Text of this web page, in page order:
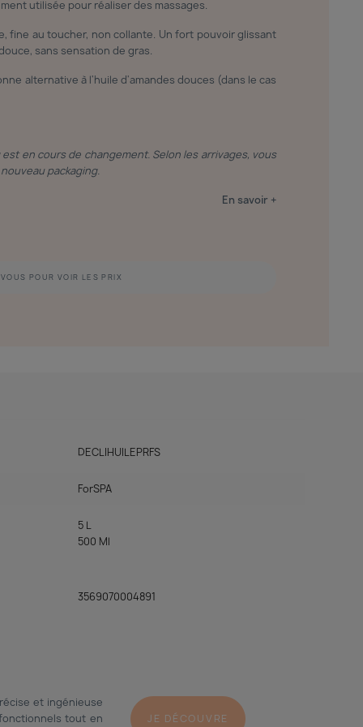
utilisée pour réaliser des massages.
fine au toucher, non collante. Un fort pouvoir glissant
sans sensation de gras.
alternative à l'huile d'amandes douces (dans le cas
en cours de changement. Selon les arrivages, vous
packaging.
En savoir +
POUR VOIR LES PRIX
DECLIHUILEPRFS
ForSPA
5 L
500 Ml
3569070004891
et ingénieuse
tout en
JE DÉCOUVRE